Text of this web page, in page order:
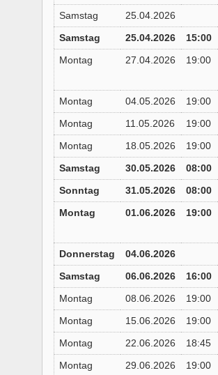
Samstag
25.04.2026
Samstag
25.04.2026
15:00
Montag
27.04.2026 19:00
Montag 04.05.2026
19:00
Montag
11.05.2026
19:00
Montag
18.05.2026
19:00
Samstag
30.05.2026
08:00
Sonntag
31.05.2026
08:00
Montag
01.06.2026 19:00
Donnerstag
04.06.2026
Samstag
06.06.2026
16:00
Montag
08.06.2026
19:00
Montag
15.06.2026
19:00
Montag
22.06.2026
18:45
Montag
29.06.2026 19:00